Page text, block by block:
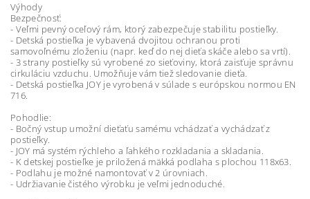
Výhody
Bezpečnosť:
- Veľmi pevný oceľový rám, ktorý zabezpečuje stabilitu postieľky.
- Detská postieľka je vybavená dvojitou ochranou proti
samovoľnému zloženiu (napr. keď do nej dieťa skáče alebo sa vrtí).
- 3 strany postieľky sú vyrobené zo sieťoviny, ktorá zaisťuje správnu
cirkuláciu vzduchu. Umožňuje vám tiež sledovanie dieťa.
- Detská postieľka JOY je vyrobená v súlade s európskou normou EN
716.
Pohodlie:
- Bočný vstup umožní dieťaťu samému vchádzať a vychádzať z
postieľky.
- JOY má systém rýchleho a ľahkého rozkladania a skladania.
- K detskej postieľke je priložená mäkká podlaha s plochou 118x63.
- Podlahu je možné namontovať v 2 úrovniach.
- Udržiavanie čistého výrobku je veľmi jednoduché.